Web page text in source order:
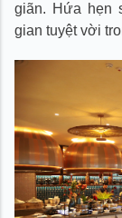
giãn. Hứa hẹn
gian tuyệt vời